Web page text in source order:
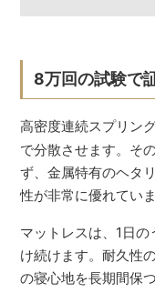
8万回の試験で
高密度連続スプリン
で分散させます。そ
ず、金属特有のヘタ
性が非常に優れていま
マットレスは、1日
け続けます。耐久性
の寝心地を長期間保